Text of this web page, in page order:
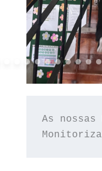
As nossas